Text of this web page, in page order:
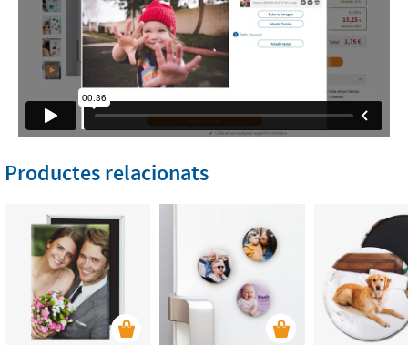
Productes relacionats